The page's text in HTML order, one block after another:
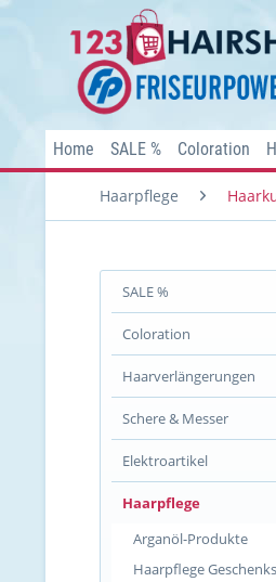
Home SALE % Coloration
Haarpflege
SALE %
Coloration
Haarverlängerungen
Schere & Messer
Elektroartikel
Haarpflege
Arganöl-Produkte
Haarpflege